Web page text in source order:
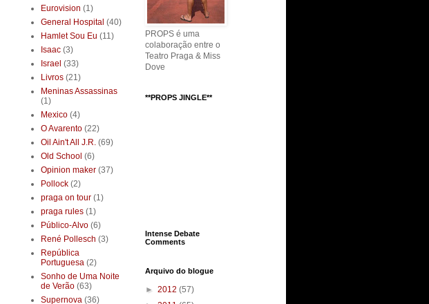
Eurovision (1)
General Hospital (40)
Hamlet Sou Eu (11)
Isaac (3)
Israel (33)
Livros (21)
Meninas Assassinas
(1)
Mexico (4)
O Avarento (22)
Oil Ain't All J.R. (69)
Old School (6)
Opinion maker (37)
Pollock (2)
praga on tour (1)
praga rules (1)
Público-Alvo (6)
René Pollesch (3)
República
Portuguesa (2)
Sonho de Uma Noite
de Verão (63)
Supernova (36)
PROPS é uma
colaboração entre o
Teatro Praga & Miss
Dove
**PROPS JINGLE**
Intense Debate
Comments
Arquivo do blogue
► 2012 (57)